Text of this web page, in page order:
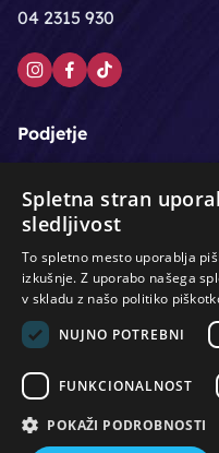
04 2315 930
Podjetje
Moj račun
Podpora strankam
Lasje & nega las / Roke &
Oprema za salone /
Spletna stran
sledljivost
To spletno mesto uporablja
izkušnje. Z uporabo našega
v skladu z našo politiko
NUJNO POTREBNI
FUNKCIONALNOST
POKAŽI PODROBNOSTI